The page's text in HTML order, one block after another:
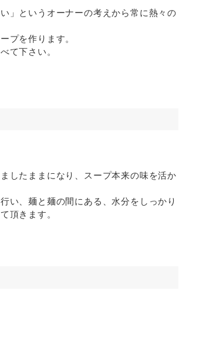
」というオーナーの考えから常に熱々の
プを作ります。
て下さい。
したままになり、スープ本来の味を活か
い、麺と麺の間にある、水分をしっかり
頂きます。